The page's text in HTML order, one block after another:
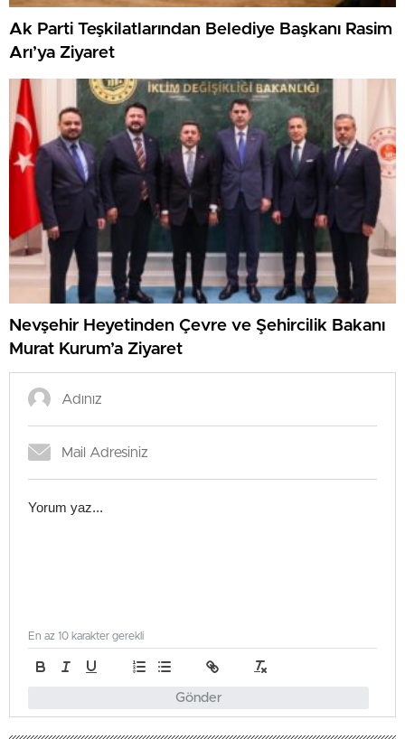
Ak Parti Teşkilatlarından Belediye Başkanı Rasim
Arı’ya Ziyaret
Nevşehir Heyetinden Çevre ve Şehircilik Bakanı
Murat Kurum’a Ziyaret
Gönder
En az 10 karakter gerekli